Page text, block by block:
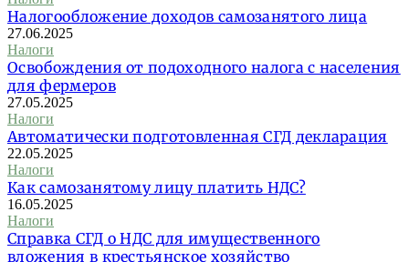
Налогообложение доходов самозанятого лица
27.06.2025
Налоги
Освобождения от подоходного налога с населения
для фермеров
27.05.2025
Налоги
Автоматически подготовленная СГД декларация
22.05.2025
Налоги
Как самозанятому лицу платить НДС?
16.05.2025
Налоги
Справка СГД о НДС для имущественного
вложения в крестьянское хозяйство